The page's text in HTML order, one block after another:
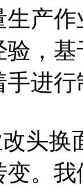
产作
，
进
头换
。